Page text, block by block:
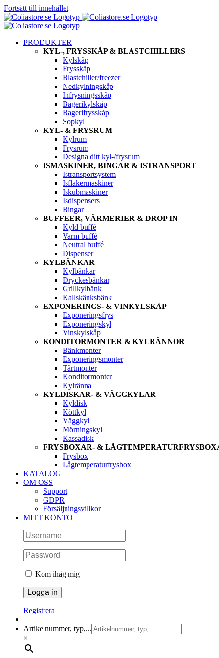
Fortsätt till innehållet
PRODUKTER
KYL-, FRYSSKÅP & BLASTCHILLERS
Kylskåp
Frysskåp
Blastchiller/freezer
Nedkylningskåp
Infrysningsskåp
Bagerikylskåp
Bagerifrysskåp
Sopkyl
KYL- & FRYSRUM
Kylrum
Frysrum
Designa ditt kyl-/frysrum
ISMASKINER, BINGAR & ISTRANSPORT
Istransportsystem
Isflakermaskiner
Iskubmaskiner
Isdispensers
Bingar
BUFFEER, VÄRMERIER & DROP IN
Kyld buffé
Varm buffé
Neutral buffé
Dispenser
KYLBÄNKAR
Kylbänkar
Dryckesbänkar
Grillkylbänk
Kallskänksbänk
EXPONERINGS- & VINKYLSKÅP
Exponeringsfrys
Exponeringskyl
Vinskylskåp
KONDITORMONTER & KYLRÄNNOR
Bänkmonter
Exponeringsmonter
Tårtmonter
Konditormonter
Kylränna
KYLDISKAR- & VÄGGKYLAR
Kyldisk
Köttkyl
Väggkyl
Mörningskyl
Kassadisk
FRYSBOXAR- &
Frysbox
Lågtemperaturfrysbox
KATALOG
OM OSS
Support
GDPR
Försäljningsvillkor
MITT KONTO
Kom ihåg mig
Registrera
Artikelnummer, typ,...
×